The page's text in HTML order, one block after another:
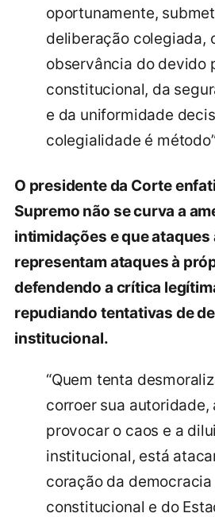
oportunamente,
deliberação colegiada,
observância do devido
constitucional, da
e da uniformidade
colegialidade é
O presidente da Corte
Supremo não se curva a
intimidações e que
representam ataques à
defendendo a crítica
repudiando tentativas de
institucional.
“Quem tenta
corroer sua autoridade,
provocar o caos e a
institucional, está
coração da democracia
constitucional e do